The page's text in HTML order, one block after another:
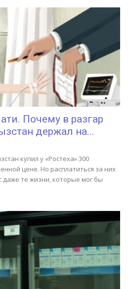
Почему в разгар
держал на...
купил у «Ростеха» 300
цене. Но расплатиться за них
даже те жизни, которые мог бы